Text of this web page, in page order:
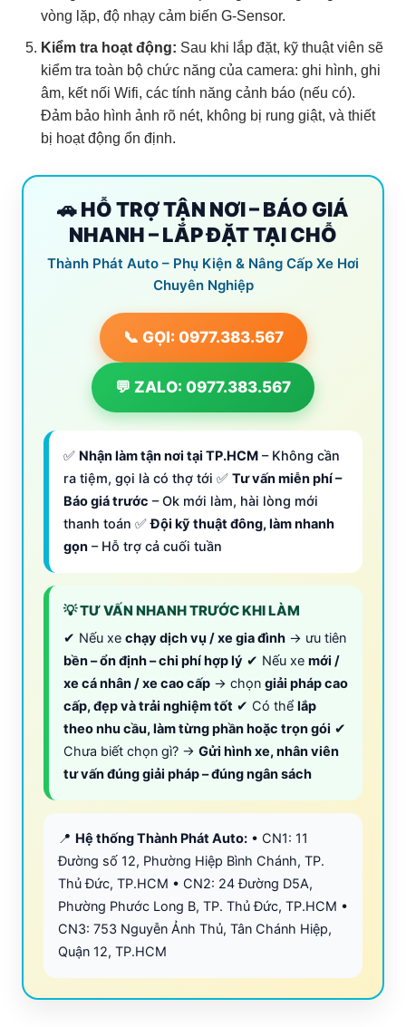
vòng lặp, độ nhạy cảm biến G-Sensor.
Kiểm tra hoạt động: Sau khi lắp đặt, kỹ thuật viên sẽ
kiểm tra toàn bộ chức năng của camera: ghi hình, ghi
âm, kết nối Wifi, các tính năng cảnh báo (nếu có).
Đảm bảo hình ảnh rõ nét, không bị rung giật, và thiết
bị hoạt động ổn định.
🚗 HỖ TRỢ TẬN NƠI – BÁO GIÁ
NHANH – LẮP ĐẶT TẠI CHỖ
Thành Phát Auto – Phụ Kiện & Nâng Cấp Xe Hơi
Chuyên Nghiệp
📞 GỌI: 0977.383.567
💬 ZALO: 0977.383.567
✅ Nhận làm tận nơi tại TP.HCM – Không cần
ra tiệm, gọi là có thợ tới ✅ Tư vấn miễn phí –
Báo giá trước – Ok mới làm, hài lòng mới
thanh toán ✅Đội kỹ thuật đông, làm nhanh
gọn – Hỗ trợ cả cuối tuần
💡 TƯ VẤN NHANH TRƯỚC KHI LÀM
✔ Nếu xe chạy dịch vụ / xe gia đình → ưu tiên
bền – ổn định – chi phí hợp lý ✔ Nếu xe mới /
xe cá nhân / xe cao cấp → chọn giải pháp cao
cấp, đẹp và trải nghiệm tốt ✔ Có thể lắp
theo nhu cầu, làm từng phần hoặc trọn gói ✔
Chưa biết chọn gì? → Gửi hình xe, nhân viên
tư vấn đúng giải pháp – đúng ngân sách
📍 Hệ thống Thành Phát Auto: • CN1: 11
Đường số 12, Phường Hiệp Bình Chánh, TP.
Thủ Đức, TP.HCM • CN2: 24 Đường D5A,
Phường Phước Long B, TP. Thủ Đức, TP.HCM •
CN3: 753 Nguyễn Ảnh Thủ, Tân Chánh Hiệp,
Quận 12, TP.HCM